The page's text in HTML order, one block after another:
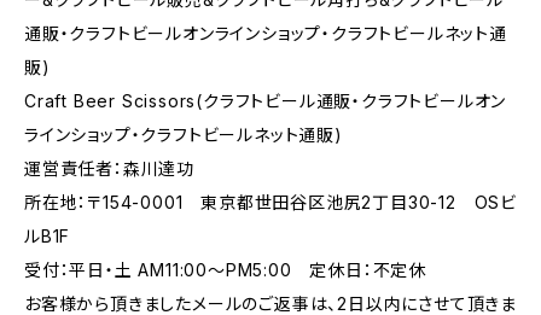
通販・クラフトビールオンラインショップ・クラフトビールネット通
販)
Craft Beer Scissors(クラフトビール通販・クラフトビールオン
ラインショップ・クラフトビールネット通販)
運営責任者：森川達功
所在地：〒154-0001 東京都世田谷区池尻2丁目30-12 OSビ
ルB1F
受付：平日・土 AM11:00～PM5:00 定休日：不定休
お客様から頂きましたメールのご返事は、2日以内にさせて頂きま